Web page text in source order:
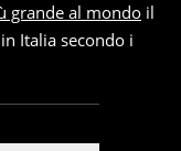
grande al mondo il
Italia secondo i